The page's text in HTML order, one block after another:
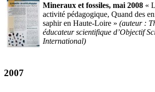
Mineraux et fossiles, mai 2008 «
activité pédagogique, Quand des
saphir en Haute-Loire » (auteur :
éducateur scientifique d’Objectif
International)
2007